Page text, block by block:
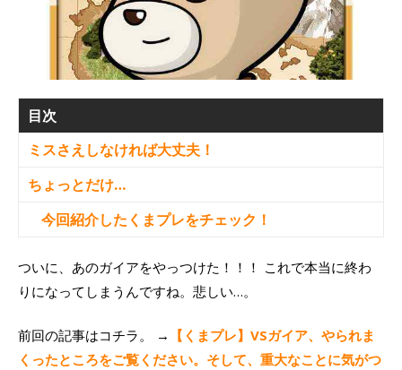
目次
ミスさえしなければ大丈夫！
ちょっとだけ…
今回紹介したくまプレをチェック！
ついに、あのガイアをやっつけた！！！ これで本当に終わ
りになってしまうんですね。悲しい…。
前回の記事はコチラ。 →
【くまプレ】VSガイア、やられま
くったところをご覧ください。そして、重大なことに気がつ